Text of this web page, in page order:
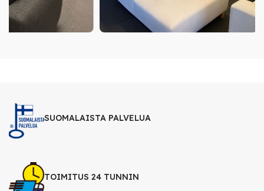
SUOMALAISTA PALVELUA
TOIMITUS 24 TUNNIN